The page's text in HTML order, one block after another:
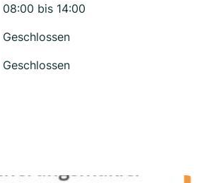
08:00 bis 14:00
Geschlossen
Geschlossen